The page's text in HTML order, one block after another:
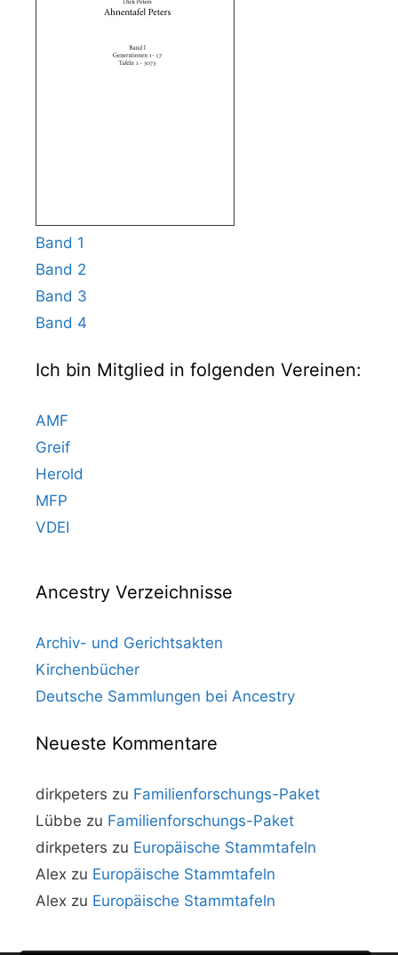
Band 1
Band 2
Band 3
Band 4
Ich bin Mitglied in folgenden Vereinen:
AMF
Greif
Herold
MFP
VDEI
Ancestry Verzeichnisse
Archiv- und Gerichtsakten
Kirchenbücher
Deutsche Sammlungen bei Ancestry
Neueste Kommentare
dirkpeters zu Familienforschungs-Paket
Lübbe zu Familienforschungs-Paket
dirkpeters zu Europäische Stammtafeln
Alex zu Europäische Stammtafeln
Alex zu Europäische Stammtafeln